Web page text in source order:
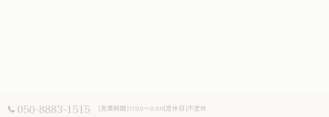
050-8883-1515 [営業時間]17:00～0:00[定休日]不定休